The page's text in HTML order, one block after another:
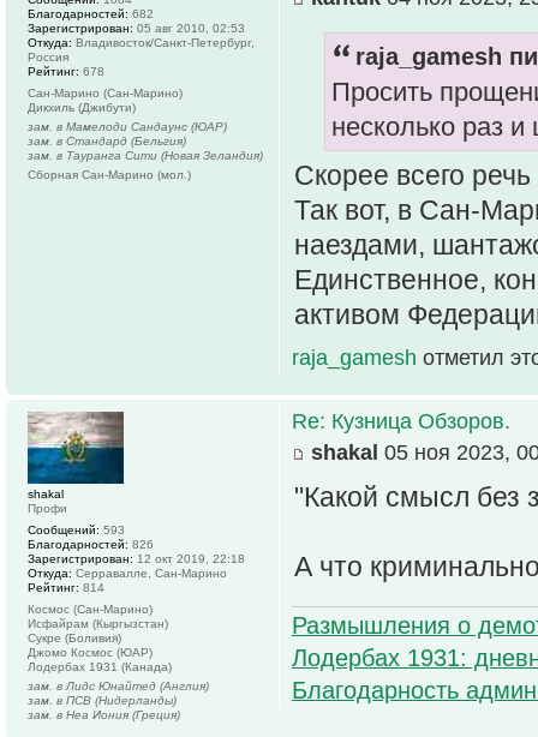
raja_gamesh
Просить
несколько раз
Скорее всего
Так вот, в Сан-
наездами,
Единственное,
активом
raja_gamesh отметил
Благодарностей: 682
Зарегистрирован: 05 авг 2010, 02:53
Откуда: Владивосток/Санкт-Петербург,
Россия
Рейтинг: 678
Сан-Марино (Сан-Марино)
Дикхиль (Джибути)
зам. в Мамелоди Сандаунс (ЮАР)
зам. в Стандард (Бельгия)
зам. в Тауранга Сити (Новая Зеландия)
Сборная Сан-Марино (мол.)
Re: Кузница Обзоров.
shakal 05 ноя 2023,
"Какой смысл без
А что
Размышления о
Лодербах 1931:
Благодарность
shakal
Профи
Сообщений: 593
Благодарностей: 826
Зарегистрирован: 12 окт 2019, 22:18
Откуда: Серравалле, Сан-Марино
Рейтинг: 814
Космос (Сан-Марино)
Исфайрам (Кыргызстан)
Сукре (Боливия)
Джомо Космос (ЮАР)
Лодербах 1931 (Канада)
зам. в Лидс Юнайтед (Англия)
зам. в ПСВ (Нидерланды)
зам. в Неа Иония (Греция)